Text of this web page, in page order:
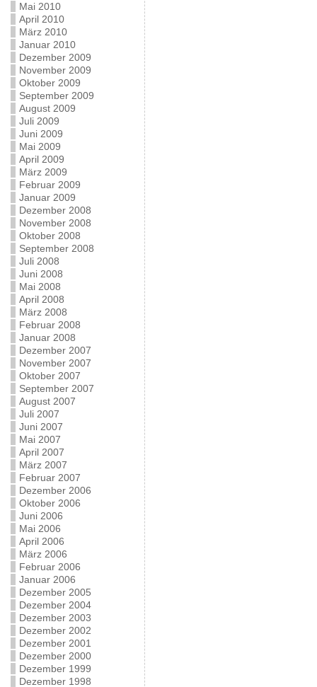
Mai 2010
April 2010
März 2010
Januar 2010
Dezember 2009
November 2009
Oktober 2009
September 2009
August 2009
Juli 2009
Juni 2009
Mai 2009
April 2009
März 2009
Februar 2009
Januar 2009
Dezember 2008
November 2008
Oktober 2008
September 2008
Juli 2008
Juni 2008
Mai 2008
April 2008
März 2008
Februar 2008
Januar 2008
Dezember 2007
November 2007
Oktober 2007
September 2007
August 2007
Juli 2007
Juni 2007
Mai 2007
April 2007
März 2007
Februar 2007
Dezember 2006
Oktober 2006
Juni 2006
Mai 2006
April 2006
März 2006
Februar 2006
Januar 2006
Dezember 2005
Dezember 2004
Dezember 2003
Dezember 2002
Dezember 2001
Dezember 2000
Dezember 1999
Dezember 1998